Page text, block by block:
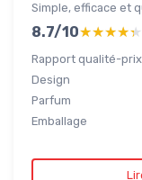
Simple, efficace et
8.7/10★★★★★
★★★★★
Rapport qualité-prix
Design
Parfum
Emballage